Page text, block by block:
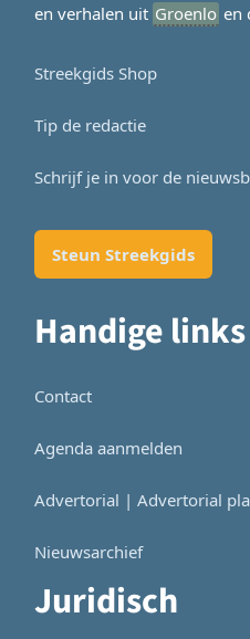
en verhalen uit Groenlo en
Streekgids Shop
Tip de redactie
Schrijf je in voor de
Steun Streekgids
Handige links
Contact
Agenda aanmelden
Advertorial | Advertorial
Nieuwsarchief
Juridisch